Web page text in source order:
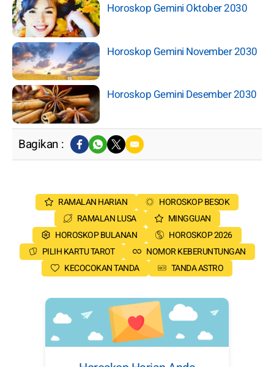
Horoskop Gemini Oktober 2030
Horoskop Gemini November 2030
Horoskop Gemini Desember 2030
Bagikan :
RAMALAN HARIAN
HOROSKOP BESOK
RAMALAN LUSA
MINGGUAN
HOROSKOP BULANAN
HOROSKOP 2026
PILIH KARTU TAROT
NOMOR KEBERUNTUNGAN
KECOCOKAN TANDA
TANDA ASTRO